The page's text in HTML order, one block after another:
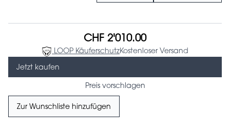
CHF 2'010.00
LOOP KäuferschutzKostenloser Versand
Jetzt kaufen
Preis vorschlagen
Zur Wunschliste hinzufügen